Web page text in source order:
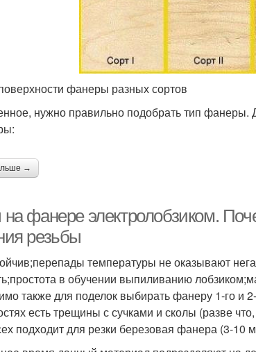
фанеры разных сортов
нужно правильно подобрать тип
→
фанере электролобзиком.
резьбы
температуры не оказывают
в обучении выпиливанию
также для поделок выбирать фанеру 1-го и
есть трещины с сучками и сколы (разве
подходит для резки березовая фанера (3-10